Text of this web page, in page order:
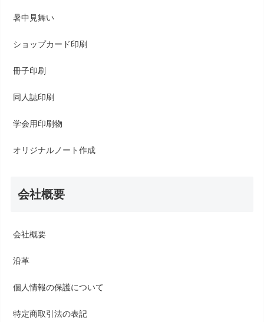
暑中見舞い
ショップカード印刷
冊子印刷
同人誌印刷
学会用印刷物
オリジナルノート作成
会社概要
会社概要
沿革
個人情報の保護について
特定商取引法の表記